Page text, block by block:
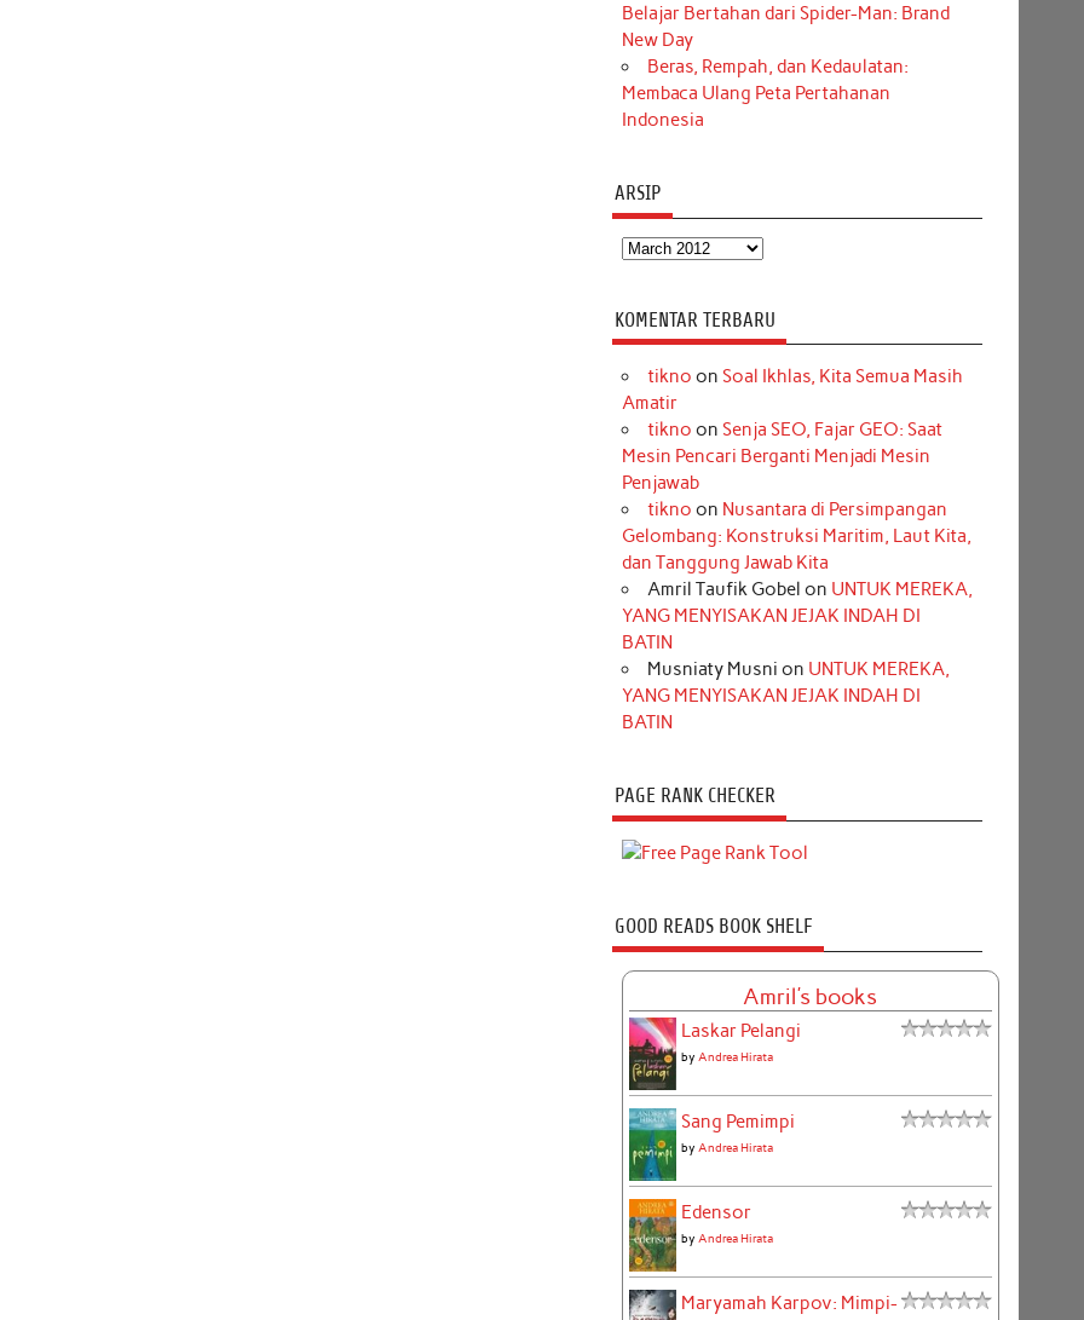
Belajar Bertahan dari Spider-Man: Brand
New Day
Beras, Rempah, dan Kedaulatan:
Membaca Ulang Peta Pertahanan
Indonesia
ARSIP
Arsip
KOMENTAR TERBARU
tikno on Soal Ikhlas, Kita Semua Masih
Amatir
tikno on Senja SEO, Fajar GEO: Saat
Mesin Pencari Berganti Menjadi Mesin
Penjawab
tikno on Nusantara di Persimpangan
Gelombang: Konstruksi Maritim, Laut Kita,
dan Tanggung Jawab Kita
Amril Taufik Gobel on UNTUK MEREKA,
YANG MENYISAKAN JEJAK INDAH DI
BATIN
Musniaty Musni on UNTUK MEREKA,
YANG MENYISAKAN JEJAK INDAH DI
BATIN
PAGE RANK CHECKER
GOOD READS BOOK SHELF
Amril's books
Laskar Pelangi
by Andrea Hirata
Sang Pemimpi
by Andrea Hirata
Edensor
by Andrea Hirata
Maryamah Karpov: Mimpi-